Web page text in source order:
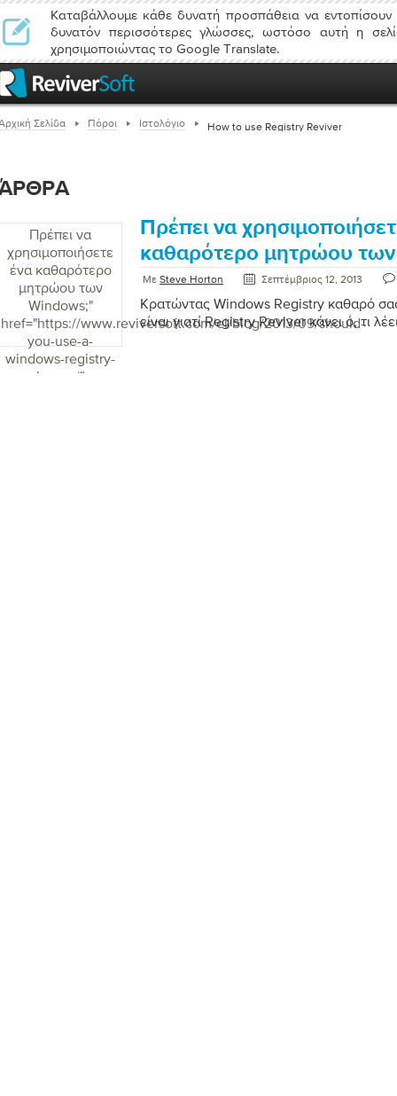
Καταβάλλουμε κάθε δυνατή προσπάθεια να
δυνατόν περισσότερες γλώσσες, ωστόσο αυτή η
χρησιμοποιώντας το Google Translate.
Σελίδα Πόροι Ιστολόγιο How to use Registry Reviver
Πρέπει να
χρησιμοποιήσετε
ένα καθαρότερο
μητρώου των
Windows;"
href="https://www.reviversoft.com/el/blog/2013/09/should-
you-use-a-
windows-registry-
cleaner/">
Πρέπει να
καθαρότερο μητρώου
Με Steve Horton Σεπτέμβριος 12, 2013
Κρατώντας Windows Registry καθαρό
είναι γιατί Registry Reviver κάνει ό, τι